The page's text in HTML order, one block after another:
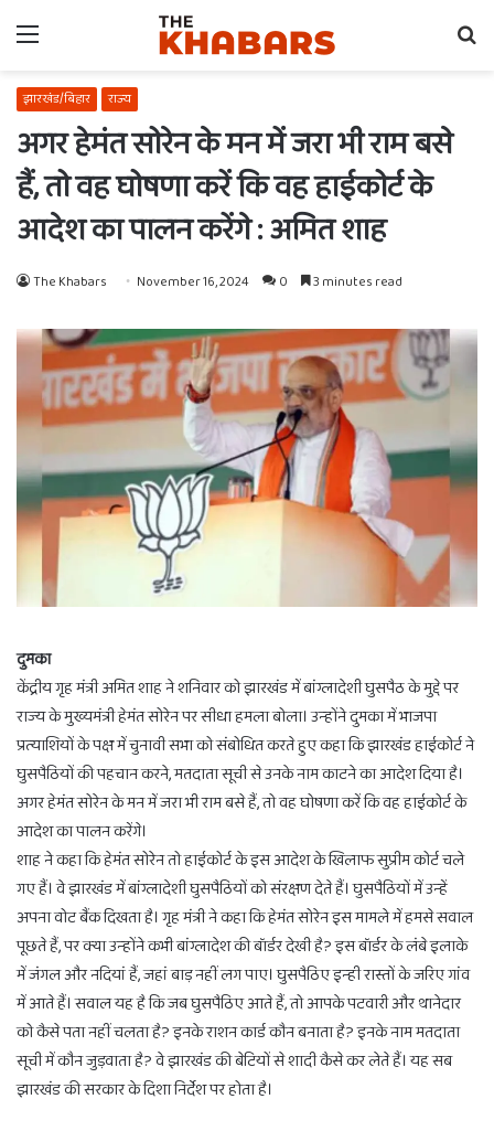
Menu
झारखंड/बिहार राज्य
अगर हेमंत सोरेन के मन में जरा भी राम बसे
हैं, तो वह घोषणा करें कि वह हाईकोर्ट के
आदेश का पालन करेंगे : अमित शाह
The Khabars November 16, 2024 0 3 minutes read
दुमका
केंद्रीय गृह मंत्री अमित शाह ने शनिवार को झारखंड में बांग्लादेशी घुसपैठ के मुद्दे पर
राज्य के मुख्यमंत्री हेमंत सोरेन पर सीधा हमला बोला। उन्होंने दुमका में भाजपा
प्रत्याशियों के पक्ष में चुनावी सभा को संबोधित करते हुए कहा कि झारखंड हाईकोर्ट ने
घुसपैठियों की पहचान करने, मतदाता सूची से उनके नाम काटने का आदेश दिया है।
अगर हेमंत सोरेन के मन में जरा भी राम बसे हैं, तो वह घोषणा करें कि वह हाईकोर्ट के
आदेश का पालन करेंगे।
शाह ने कहा कि हेमंत सोरेन तो हाईकोर्ट के इस आदेश के खिलाफ सुप्रीम कोर्ट चले
गए हैं। वे झारखंड में बांग्लादेशी घुसपैठियों को संरक्षण देते हैं। घुसपैठियों में उन्हें
अपना वोट बैंक दिखता है। गृह मंत्री ने कहा कि हेमंत सोरेन इस मामले में हमसे सवाल
पूछते हैं, पर क्या उन्होंने कभी बांग्लादेश की बॉर्डर देखी है? इस बॉर्डर के लंबे इलाके
में जंगल और नदियां हैं, जहां बाड़ नहीं लग पाए। घुसपैठिए इन्ही रास्तों के जरिए गांव
में आते हैं। सवाल यह है कि जब घुसपैठिए आते हैं, तो आपके पटवारी और थानेदार
को कैसे पता नहीं चलता है? इनके राशन कार्ड कौन बनाता है? इनके नाम मतदाता
सूची में कौन जुड़वाता है? वे झारखंड की बेटियों से शादी कैसे कर लेते हैं। यह सब
झारखंड की सरकार के दिशा निर्देश पर होता है।